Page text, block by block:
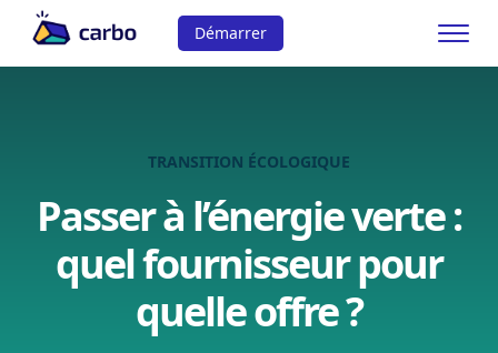
Démarrer
TRANSITION ÉCOLOGIQUE
Passer à l’énergie verte :
quel fournisseur pour
quelle offre ?